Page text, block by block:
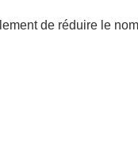
de réduire le